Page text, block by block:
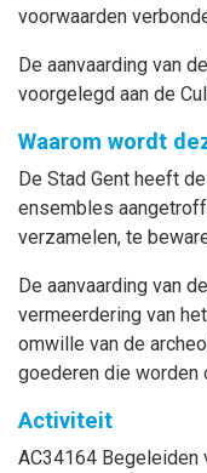
voorwaarden
De aanvaarding van
voorgelegd aan de
Waarom wordt
De Stad Gent heeft
ensembles
verzamelen, te
De aanvaarding van
vermeerdering van
omwille van de
goederen die worden
Activiteit
AC34164 Begeleiden